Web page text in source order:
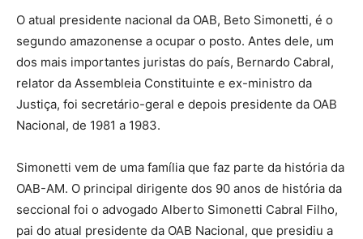
O atual presidente nacional da OAB, Beto Simonetti, é o
segundo amazonense a ocupar o posto. Antes dele, um
dos mais importantes juristas do país, Bernardo Cabral,
relator da Assembleia Constituinte e ex-ministro da
Justiça, foi secretário-geral e depois presidente da OAB
Nacional, de 1981 a 1983.
Simonetti vem de uma família que faz parte da história da
OAB-AM. O principal dirigente dos 90 anos de história da
seccional foi o advogado Alberto Simonetti Cabral Filho,
pai do atual presidente da OAB Nacional, que presidiu a